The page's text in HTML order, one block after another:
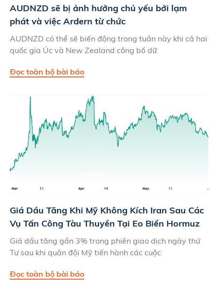
AUDNZD sẽ bị ảnh hưởng chủ yếu bởi lạm
phát và việc Ardern từ chức
AUDNZD có thể sẽ biến động trong tuần này khi cả hai
quốc gia Úc và New Zealand công bố dữ
Đọc toàn bộ bài báo
Giá Dầu Tăng Khi Mỹ Không Kích Iran Sau Các
Vụ Tấn Công Tàu Thuyền Tại Eo Biển Hormuz
Giá dầu tăng gần 3% trong phiên giao dịch ngày thứ
Tư sau khi quân đội Mỹ tiến hành các cuộc
Đọc toàn bộ bài báo